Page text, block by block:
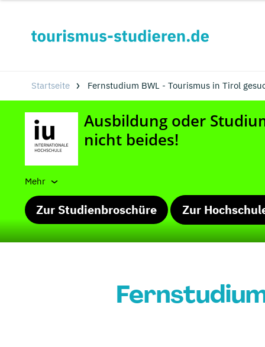
Startseite Fernstudium BWL - Tourismus in Tirol
Mehr
Zur Studienbroschüre Zur